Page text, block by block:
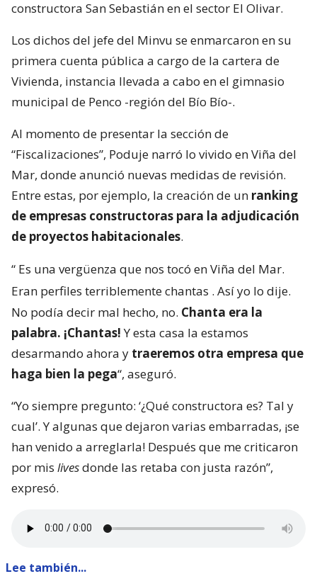
constructora San Sebastián en el sector El Olivar.
Los dichos del jefe del Minvu se enmarcaron en su
primera cuenta pública a cargo de la cartera de
Vivienda, instancia llevada a cabo en el gimnasio
municipal de Penco -región del Bío Bío-.
Al momento de presentar la sección de
“Fiscalizaciones”, Poduje narró lo vivido en Viña del
Mar, donde anunció nuevas medidas de revisión.
Entre estas, por ejemplo, la creación de un ranking
de empresas constructoras para la adjudicación
de proyectos habitacionales.
“ Es una vergüenza que nos tocó en Viña del Mar.
Eran perfiles terriblemente chantas . Así yo lo dije.
No podía decir mal hecho, no. Chanta era la
palabra. ¡Chantas!Y esta casa la estamos
desarmando ahora y traeremos otra empresa que
haga bien la pega“, aseguró.
“Yo siempre pregunto: ‘¿Qué constructora es? Tal y
cual’. Y algunas que dejaron varias embarradas, ¡se
han venido a arreglarla! Después que me criticaron
por mis livesdonde las retaba con justa razón”,
expresó.
Lee también...